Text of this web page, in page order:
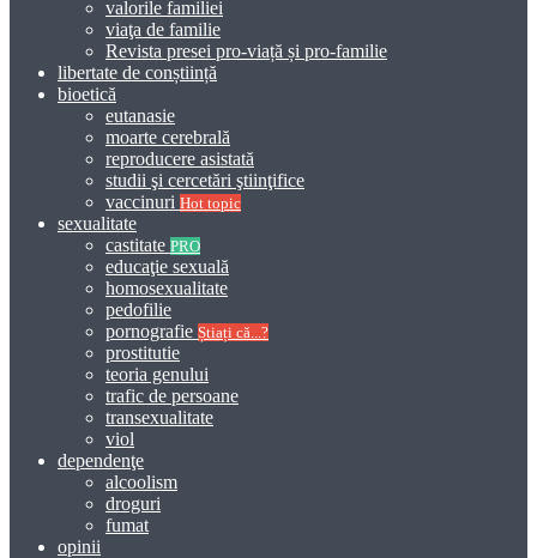
valorile familiei
viaţa de familie
Revista presei pro-viață și pro-familie
libertate de conștiință
bioetică
eutanasie
moarte cerebrală
reproducere asistată
studii şi cercetări ştiinţifice
vaccinuri Hot topic
sexualitate
castitate PRO
educaţie sexuală
homosexualitate
pedofilie
pornografie Știați că...?
prostitutie
teoria genului
trafic de persoane
transexualitate
viol
dependenţe
alcoolism
droguri
fumat
opinii